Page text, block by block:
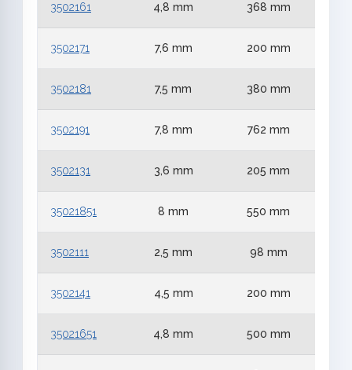
3502161 4,8 mm 368 mm
3502171 7,6 mm 200 mm
3502181 7,5 mm 380 mm
3502191 7,8 mm 762 mm
3502131 3,6 mm 205 mm
35021851 8 mm 550 mm
3502111 2,5 mm 98 mm
3502141 4,5 mm 200 mm
35021651 4,8 mm 500 mm